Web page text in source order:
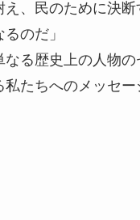
え、民のために決
のだ」
なる歴史上の人物
私たちへのメッセ